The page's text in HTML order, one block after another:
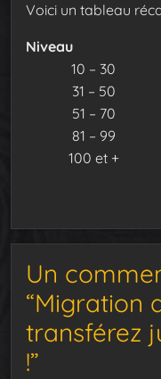
Voici un tableau
Niveau
10 – 30
31 – 50
51 – 70
81 – 99
100 et +
Un
“Migration
transférez
!”